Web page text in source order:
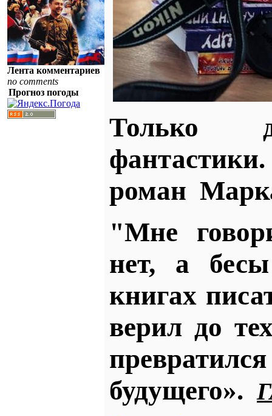
Лента комментариев
no comments
Прогноз погоды
Только
роман
"Мне
нет, а
книгах
верил до
будущего».